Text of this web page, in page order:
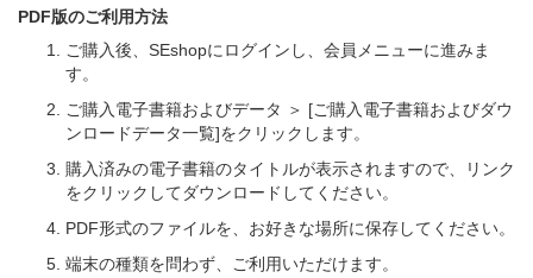
PDF版のご利用方法
ご購入後、SEshopにログインし、会員メニューに進みま
す。
ご購入電子書籍およびデータ ＞ [ご購入電子書籍およびダウ
ンロードデータ一覧]をクリックします。
購入済みの電子書籍のタイトルが表示されますので、リンク
をクリックしてダウンロードしてください。
PDF形式のファイルを、お好きな場所に保存してください。
端末の種類を問わず、ご利用いただけます。